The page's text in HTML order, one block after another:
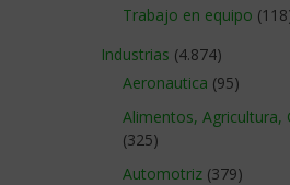
Trabajo en equipo
Industrias (4.874)
Aeronautica (95)
Alimentos, Agricultura,
(325)
Automotriz (379)